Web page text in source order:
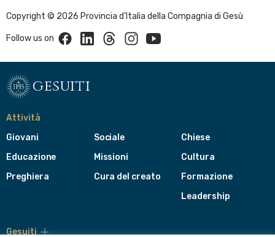
Copyright © 2026 Provincia d’Italia della Compagnia di Gesù
Follow us on FacebookLinkedinThreadsInstagramYoutube
gesuiti
Attività
Giovani
Educazione
Preghiera
Sociale
Missioni
Cura del creato
Chiese
Cultura
Formazione
Leadership
Gesuiti